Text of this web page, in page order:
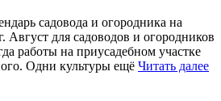
садовода и огородника на
Август для садоводов и огородников
работы на приусадебном участке
Одни культуры ещё Читать далее